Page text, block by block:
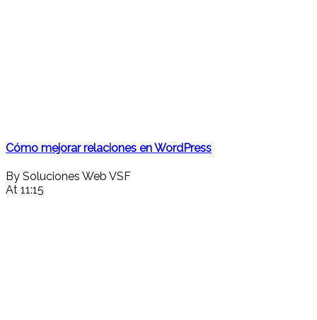
Cómo mejorar relaciones en WordPress
By Soluciones Web VSF
At 11:15